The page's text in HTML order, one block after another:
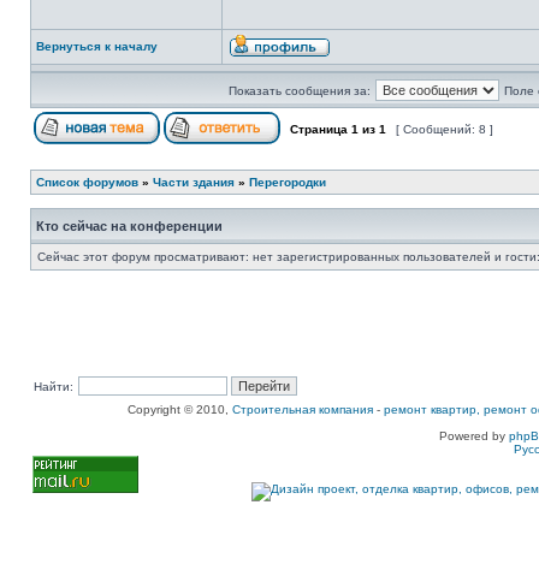
Вернуться к началу
Показать сообщения за: Поле
Страница 1 из 1 [ Сообщений: 8 ]
Список форумов » Части здания » Перегородки
Кто сейчас на конференции
Сейчас этот форум просматривают: нет зарегистрированных пользователей и
Найти:
Copyright © 2010, Строительная компания - ремонт квартир, ремонт
Powered by